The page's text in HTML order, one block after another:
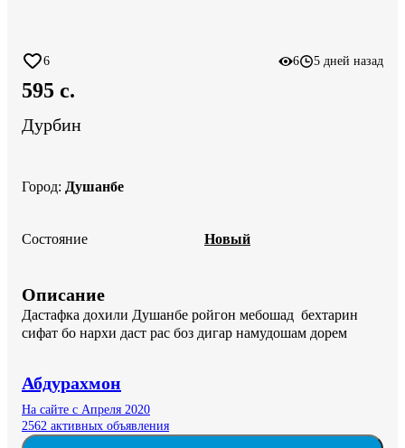
6 6 5 дней назад
595 c.
Дурбин
Город: Душанбе
Состояние Новый
Описание
Дастафка дохили Душанбе ройгон мебошад  бехтарин
сифат бо нархи даст рас боз дигар намудошам дорем
Абдурахмон
На сайте с Апреля 2020
2562 активных объявления